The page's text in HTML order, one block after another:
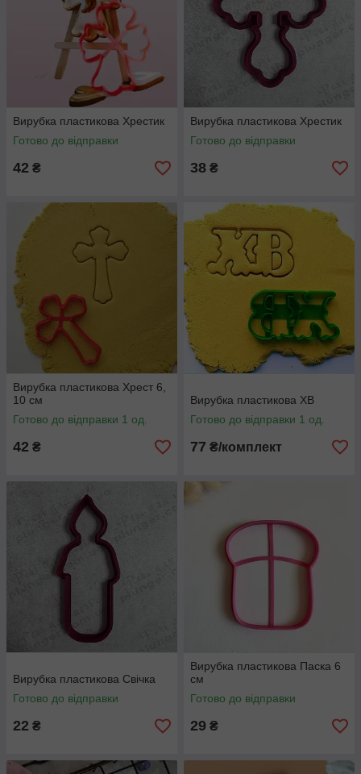
Вирубка пластикова Хрестик
Готово до відправки
42 ₴
Вирубка пластикова Хрестик
Готово до відправки
38 ₴
Вирубка пластикова Хрест 6,
10 см
Готово до відправки 1 од.
42 ₴
Вирубка пластикова ХВ
Готово до відправки 1 од.
77 ₴/комплект
Вирубка пластикова Свічка
Готово до відправки
22 ₴
Вирубка пластикова Паска 6
см
Готово до відправки
29 ₴